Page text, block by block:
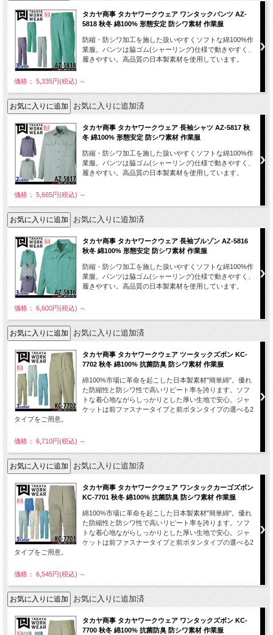
タカヤ商事 タカヤワークウェア ワンタックパンツ AZ-
5818 秋冬 綿100% 形態安定 防シワ素材 作業服
防縮・防シワ加工を施した扱いやすくソフトな綿100%作
業服。パンツは脇ゴム(シャーリング)仕様で動きやすく、
履きやすい。高品質の日本製素材を使用しています。
価格： 5,335円(税込) ～
お気に入りに追加済
タカヤ商事 タカヤワークウェア 長袖シャツ AZ-5817 秋
冬 綿100% 形態安定 防シワ素材 作業服
防縮・防シワ加工を施した扱いやすくソフトな綿100%作
業服。パンツは脇ゴム(シャーリング)仕様で動きやすく、
履きやすい。高品質の日本製素材を使用しています。
価格： 5,665円(税込) ～
お気に入りに追加済
タカヤ商事 タカヤワークウェア 長袖ブルゾン AZ-5816
秋冬 綿100% 形態安定 防シワ素材 作業服
防縮・防シワ加工を施した扱いやすくソフトな綿100%作
業服。パンツは脇ゴム(シャーリング)仕様で動きやすく、
履きやすい。高品質の日本製素材を使用しています。
価格： 6,600円(税込) ～
お気に入りに追加済
タカヤ商事 タカヤワークウェア ツータックズボン KC-
7702 秋冬 綿100% 抗菌防臭 防シワ素材 作業服
綿100%市場に革命を起こした日本製素材"簡単綿"。優れ
た防縮性と防シワ性で高いリピート率を誇ります。ソフ
トな着心地ながらしっかりとした厚い生地で安心。ジャ
ケットは前ファスナータイプと前ボタンタイプの選べる2
タイプをご用意。
価格： 6,710円(税込) ～
お気に入りに追加済
タカヤ商事 タカヤワークウェア ワンタックカーゴズボン
KC-7701 秋冬 綿100% 抗菌防臭 防シワ素材 作業服
綿100%市場に革命を起こした日本製素材"簡単綿"。優れ
た防縮性と防シワ性で高いリピート率を誇ります。ソフ
トな着心地ながらしっかりとした厚い生地で安心。ジャ
ケットは前ファスナータイプと前ボタンタイプの選べる2
タイプをご用意。
価格： 6,545円(税込) ～
お気に入りに追加済
タカヤ商事 タカヤワークウェア ワンタックズボン KC-
7700 秋冬 綿100% 抗菌防臭 防シワ素材 作業服